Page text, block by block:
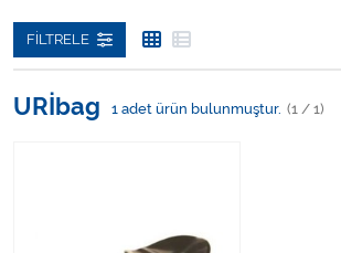
Hasta Bakım Ürünleri
FILTRELE
URİbag 1 adet ürün bulunmuştur. (1 / 1)